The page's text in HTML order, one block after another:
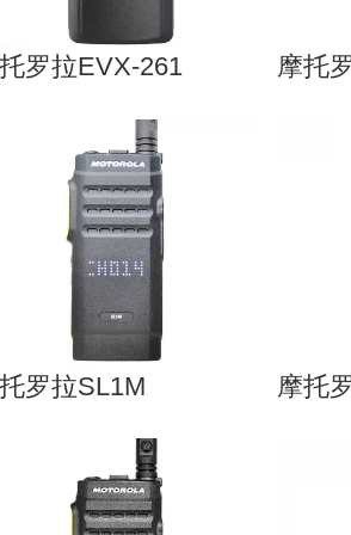
罗拉EVX-261 摩托
罗拉SL1M 摩托